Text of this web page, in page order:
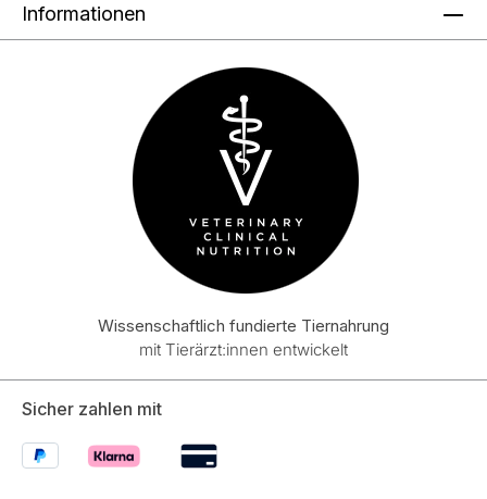
Informationen
Wissenschaftlich fundierte Tiernahrung
mit Tierärzt:innen entwickelt
Sicher zahlen mit